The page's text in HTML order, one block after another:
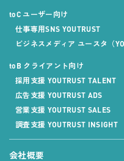
toC ユーザー向け
仕事専用SNS YOUTRUST
ビジネスメディア ユースタ
（
toB クライアント向け
採用支援 YOUTRUST TALENT
広告支援 YOUTRUST ADS
営業支援 YOUTRUST SALES
調査支援 YOUTRUST INSIGHT
会社概要